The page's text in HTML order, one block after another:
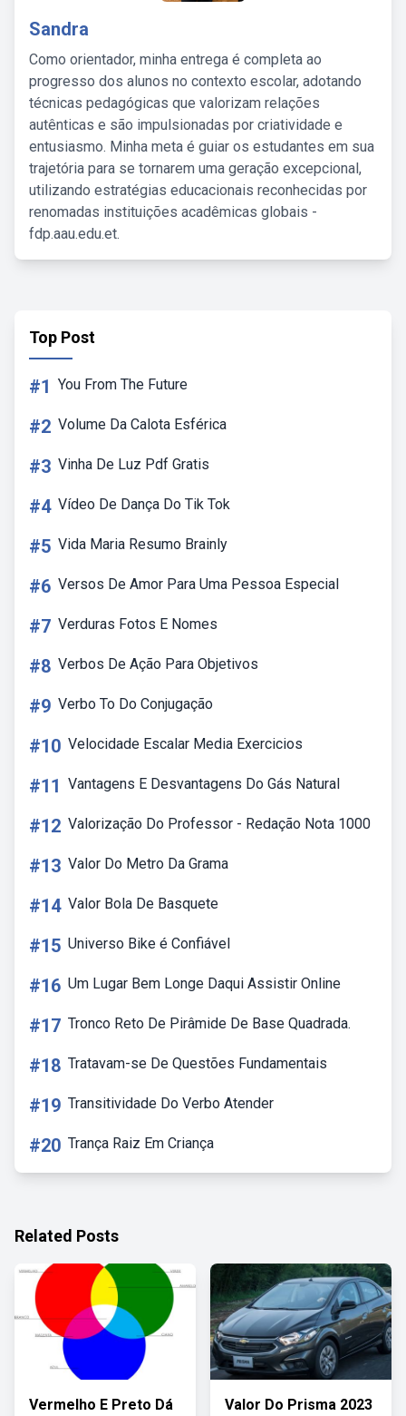
Sandra
Como orientador, minha entrega é completa ao
progresso dos alunos no contexto escolar, adotando
técnicas pedagógicas que valorizam relações
autênticas e são impulsionadas por criatividade e
entusiasmo. Minha meta é guiar os estudantes em sua
trajetória para se tornarem uma geração excepcional,
utilizando estratégias educacionais reconhecidas por
renomadas instituições acadêmicas globais -
fdp.aau.edu.et.
Top Post
#1 You From The Future
#2 Volume Da Calota Esférica
#3 Vinha De Luz Pdf Gratis
#4 Vídeo De Dança Do Tik Tok
#5 Vida Maria Resumo Brainly
#6 Versos De Amor Para Uma Pessoa Especial
#7 Verduras Fotos E Nomes
#8 Verbos De Ação Para Objetivos
#9 Verbo To Do Conjugação
#10 Velocidade Escalar Media Exercicios
#11 Vantagens E Desvantagens Do Gás Natural
#12 Valorização Do Professor - Redação Nota 1000
#13 Valor Do Metro Da Grama
#14 Valor Bola De Basquete
#15 Universo Bike é Confiável
#16 Um Lugar Bem Longe Daqui Assistir Online
#17 Tronco Reto De Pirâmide De Base Quadrada.
#18 Tratavam-se De Questões Fundamentais
#19 Transitividade Do Verbo Atender
#20 Trança Raiz Em Criança
Related Posts
Vermelho E Preto Dá Valor Do Prisma 2023